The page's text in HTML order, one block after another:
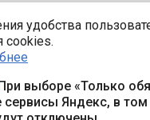
удобства
cookies.
выборе «Только
сервисы Яндекс, в том
и предложений
ООО «ПРАЦА БАЙ»
220114, г. Минск, пр-т